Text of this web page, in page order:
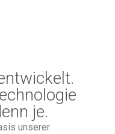
je.
unserer